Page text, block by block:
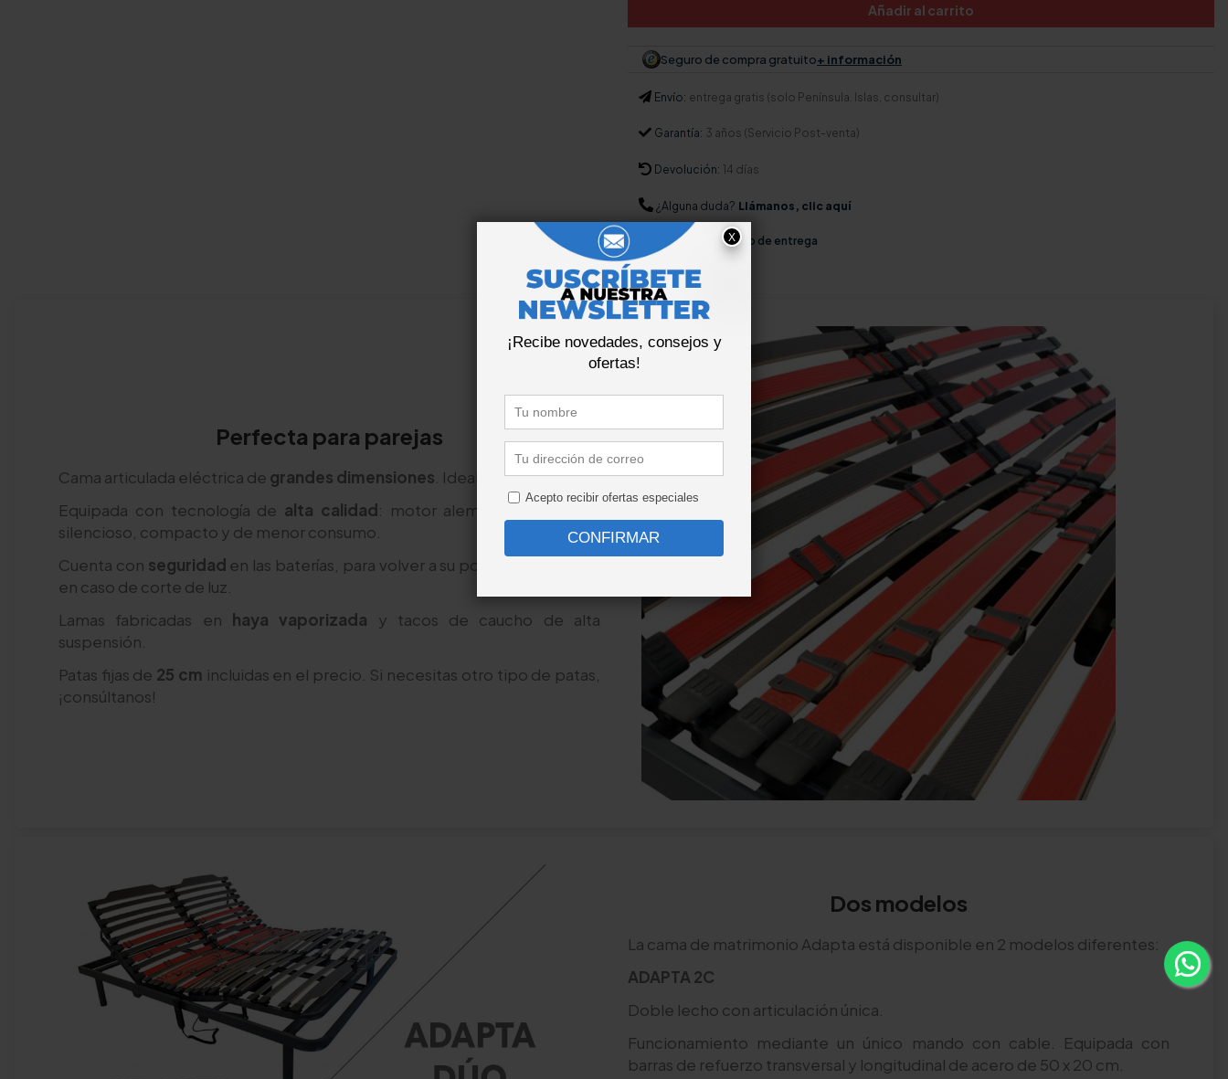
Añadir al carrito
Seguro de compra gratuito+ información
Envío: entrega gratis (solo Península. Islas, consultar)
Garantía: 3 años (Servicio Post-venta)
Devolución: 14 días
¿Alguna duda? Llámanos, clic aquí
Consúltanosplazo de entrega
Perfecta para parejas
Cama articulada eléctrica de grandes dimensiones . Ideal paraparejas.
Equipada con tecnología de alta calidad: motor alemán DewertOkin,
silencioso, compacto y de menor consumo.
Cuenta con seguridad en las baterías, para volver a su posición horizontal
en caso de corte de luz.
Lamas fabricadas en haya vaporizada y tacos de caucho de alta
suspensión.
Patas fijas de 25 cm incluidas en el precio. Si necesitas otro tipo de patas,
¡consúltanos!
Dos modelos
La cama de matrimonio Adapta está disponible en 2 modelos diferentes:
ADAPTA 2C
Doble lecho con articulación única.
Funcionamiento mediante un único mando con cable. Equipada con
barras de refuerzo transversal y longitudinal de acero de 50 x 20 cm.